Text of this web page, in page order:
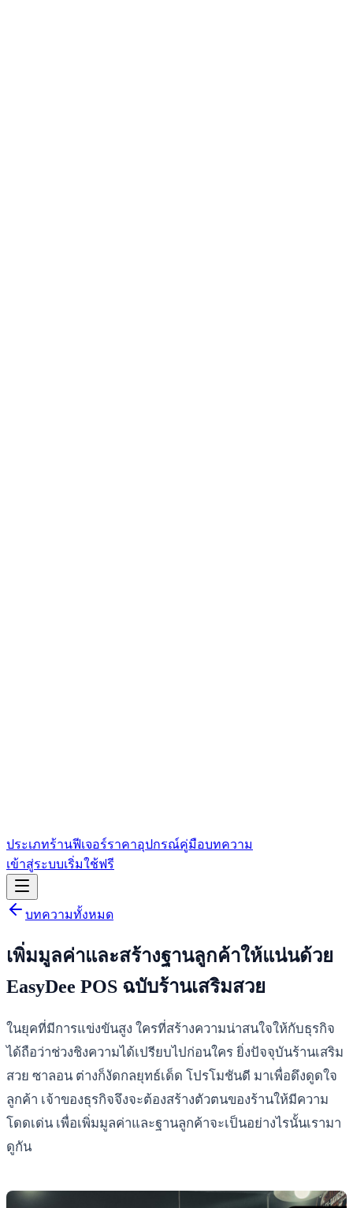
ประเภทร้านฟีเจอร์ราคาอุปกรณ์คู่มือบทความ
เข้าสู่ระบบเริ่มใช้ฟรี
บทความทั้งหมด
เพิ่มมูลค่าและสร้างฐานลูกค้าให้แน่นด้วย
EasyDee POS ฉบับร้านเสริมสวย
ในยุคที่มีการแข่งขันสูง ใครที่สร้างความน่าสนใจให้กับธุรกิจ
ได้ถือว่าช่วงชิงความได้เปรียบไปก่อนใคร ยิ่งปัจจุบันร้านเสริม
สวย ซาลอน ต่างก็งัดกลยุทธ์เด็ด โปรโมชันดี มาเพื่อดึงดูดใจ
ลูกค้า เจ้าของธุรกิจจึงจะต้องสร้างตัวตนของร้านให้มีความ
โดดเด่น เพื่อเพิ่มมูลค่าและฐานลูกค้าจะเป็นอย่างไรนั้นเรามา
ดูกัน